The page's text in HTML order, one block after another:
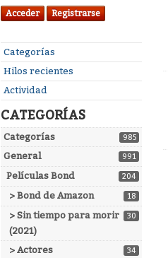
Acceder Registrarse
Enlaces
rápidos
Categorías
Hilos recientes
Actividad
CATEGORÍAS
985
Categorías
991
General
204
Películas Bond
18
> Bond de Amazon
30
> Sin tiempo para morir
(2021)
34
> Actores